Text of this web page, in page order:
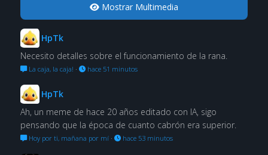
Mostrar Multimedia
HpTk
Necesito detalles sobre el funcionamiento de la rana.
La caja, la caja! · hace 51 minutos
HpTk
Ah, un meme de hace 20 años editado con IA, sigo
pensando que la época de cuanto cabrón era superior.
Hoy por ti, mañana por mí· hace 53 minutos